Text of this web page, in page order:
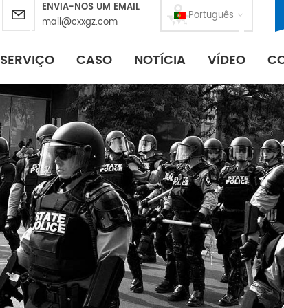
Português
ENVIA-NOS UM EMAIL
mail@cxxgz.com
SERVIÇO CASO NOTÍCIA VÍDEO